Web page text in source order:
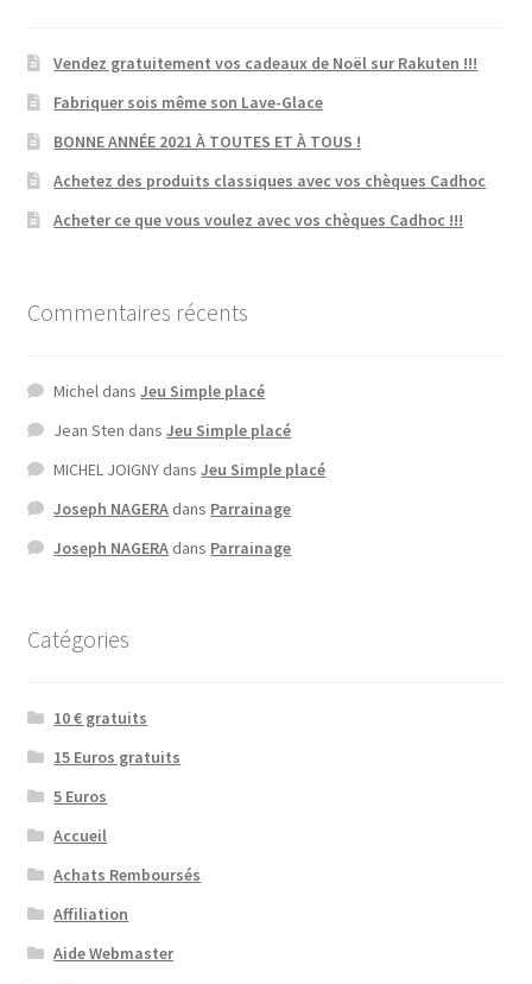
Vendez gratuitement vos cadeaux de Noël sur Rakuten !!!
Fabriquer sois même son Lave-Glace
BONNE ANNÉE 2021 À TOUTES ET À TOUS !
Achetez des produits classiques avec vos chèques Cadhoc
Acheter ce que vous voulez avec vos chèques Cadhoc !!!
Commentaires récents
Michel dansJeu Simple placé
Jean Sten dansJeu Simple placé
MICHEL JOIGNY dansJeu Simple placé
Joseph NAGERA dans Parrainage
Joseph NAGERA dans Parrainage
Catégories
10 € gratuits
15 Euros gratuits
5 Euros
Accueil
Achats Remboursés
Affiliation
Aide Webmaster